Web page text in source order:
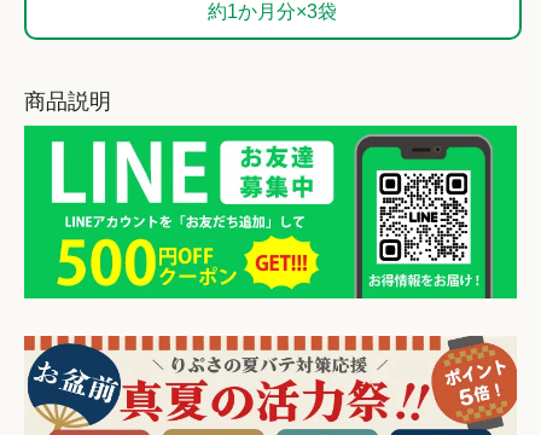
約1か月分×3袋
商品説明